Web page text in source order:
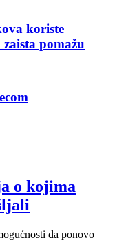
koriste
pomažu
o kojima
da ponovo